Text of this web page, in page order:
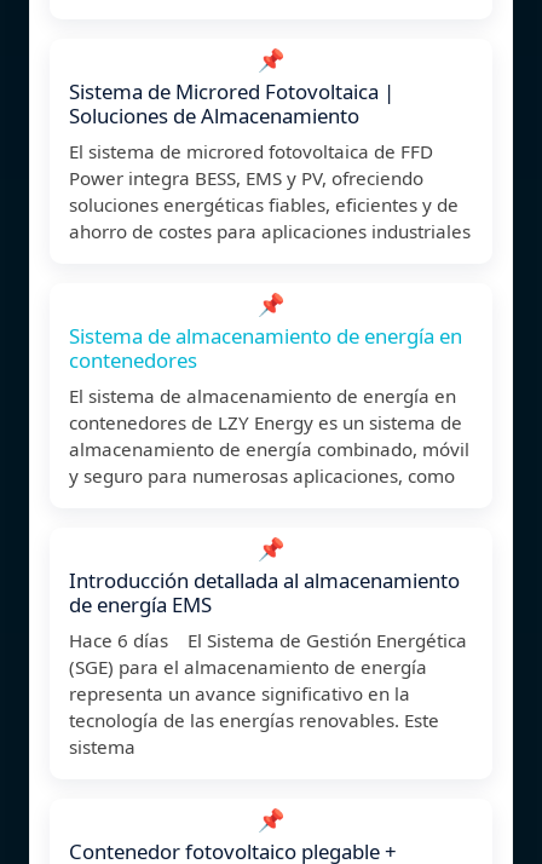
📌
Sistema de Microred Fotovoltaica |
Soluciones de Almacenamiento
El sistema de microred fotovoltaica de FFD
Power integra BESS, EMS y PV, ofreciendo
soluciones energéticas fiables, eficientes y de
ahorro de costes para aplicaciones industriales
📌
Sistema de almacenamiento de energía en
contenedores
El sistema de almacenamiento de energía en
contenedores de LZY Energy es un sistema de
almacenamiento de energía combinado, móvil
y seguro para numerosas aplicaciones, como
📌
Introducción detallada al almacenamiento
de energía EMS
Hace 6 días El Sistema de Gestión Energética
(SGE) para el almacenamiento de energía
representa un avance significativo en la
tecnología de las energías renovables. Este
sistema
📌
Contenedor fotovoltaico plegable +